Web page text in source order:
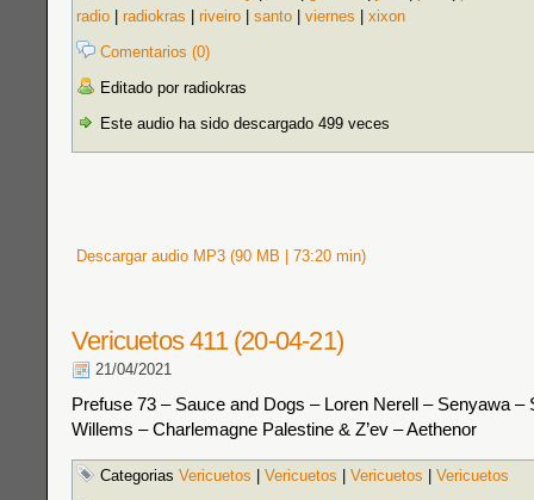
radio
radiokras riveiro santo viernes
xixon
Comentarios (0)
Editado por radiokras
Este audio ha sido descargado 499 veces
Descargar audio MP3 (90 MB | 73:20 min)
Vericuetos 411 (20-04-21)
21/04/2021
Prefuse 73 – Sauce and Dogs – Loren Nerell – Senyawa –
Willems – Charlemagne Palestine & Z’ev – Aethenor
Categorias Vericuetos Vericuetos Vericuetos
Vericuetos